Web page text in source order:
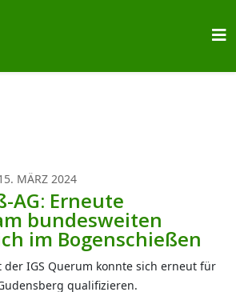
MÄRZ 2024
AG: Erneute
bundesweiten
im Bogenschießen
der IGS Querum konnte sich erneut für
qualifizieren.